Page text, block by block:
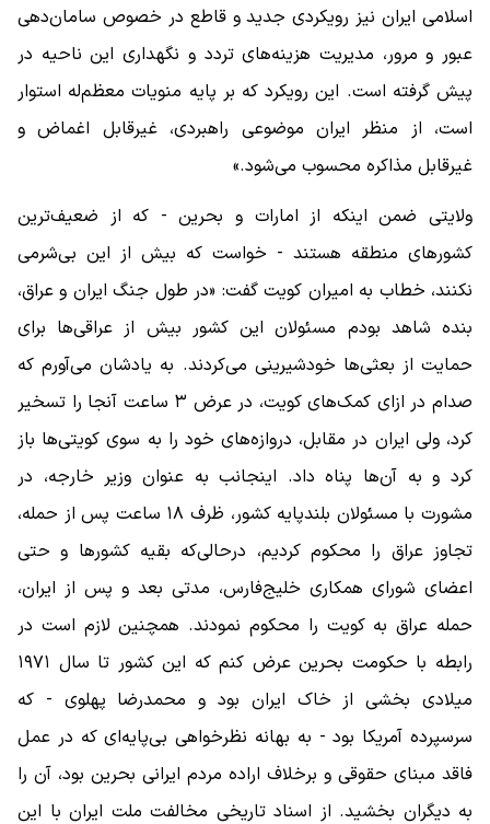
اسلامی ایران نیز رویکردی جدید و قاطع در خصوص سامان‌دهی
عبور و مرور، مدیریت هزینه‌های تردد و نگهداری این ناحیه در
پیش گرفته است. این رویکرد که بر پایه منویات معظم‌له استوار
است، از منظر ایران موضوعی راهبردی، غیرقابل اغماض و
غیرقابل مذاکره محسوب می‌شود.»
ولایتی ضمن اینکه از امارات و بحرین - که از ضعیف‌ترین
کشور‌های منطقه هستند - خواست که بیش از این بی‌شرمی
نکنند، خطاب به امیران کویت گفت: «در طول جنگ ایران و عراق،
بنده شاهد بودم مسئولان این کشور بیش از عراقی‌ها برای
حمایت از بعثی‌ها خودشیرینی می‌کردند. به یادشان می‌آورم که
صدام در ازای کمک‌های کویت، در عرض ۳ ساعت آنجا را تسخیر
کرد، ولی ایران در مقابل، دروازه‌های خود را به سوی کویتی‌ها باز
کرد و به آن‌ها پناه داد. اینجانب به عنوان وزیر خارجه، در
مشورت با مسئولان بلندپایه کشور، ظرف ۱۸ ساعت پس از حمله،
تجاوز عراق را محکوم کردیم، درحالی‌که بقیه کشور‌ها و حتی
اعضای شورای همکاری خلیج‌فارس، مدتی بعد و پس از ایران،
حمله عراق به کویت را محکوم نمودند. همچنین لازم است در
رابطه با حکومت بحرین عرض کنم که این کشور تا سال ۱۹۷۱
میلادی بخشی از خاک ایران بود و محمدرضا پهلوی - که
سرسپرده آمریکا بود - به بهانه نظرخواهی بی‌پایه‌ای که در عمل
فاقد مبنای حقوقی و برخلاف اراده مردم ایرانی بحرین بود، آن را
به دیگران بخشید. از اسناد تاریخی مخالفت ملت ایران با این